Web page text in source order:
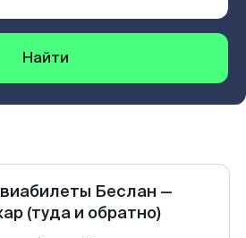
Найти
Беслан —
(туда и обратно)